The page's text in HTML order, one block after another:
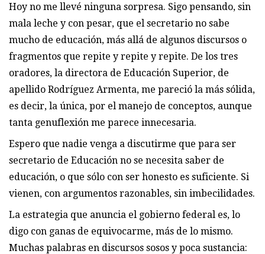
Hoy no me llevé ninguna sorpresa. Sigo pensando, sin
mala leche y con pesar, que el secretario no sabe
mucho de educación, más allá de algunos discursos o
fragmentos que repite y repite y repite. De los tres
oradores, la directora de Educación Superior, de
apellido Rodríguez Armenta, me pareció la más sólida,
es decir, la única, por el manejo de conceptos, aunque
tanta genuflexión me parece innecesaria.
Espero que nadie venga a discutirme que para ser
secretario de Educación no se necesita saber de
educación, o que sólo con ser honesto es suficiente. Si
vienen, con argumentos razonables, sin imbecilidades.
La estrategia que anuncia el gobierno federal es, lo
digo con ganas de equivocarme, más de lo mismo.
Muchas palabras en discursos sosos y poca sustancia: